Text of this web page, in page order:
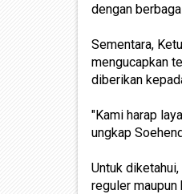
dengan
Sementara,
mengucapkan
diberikan
"Kami harap
ungkap
Untuk
reguler maupun